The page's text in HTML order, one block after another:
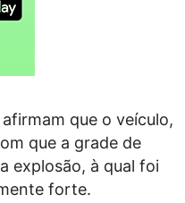
que o veículo,
que a grade de
explosão, à qual foi
forte.